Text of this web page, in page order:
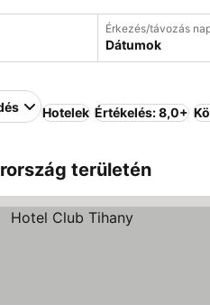
Érkezés/távozás
Dátumok
Hotelek Értékelés: 8,0+
területén